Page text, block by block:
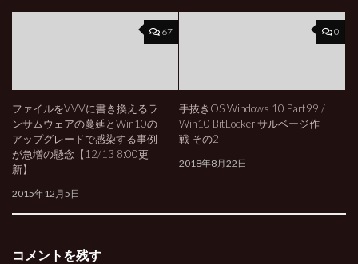
67
ファイルをVVVに書き換えるラ
ンサムウェアの蔓延とWin10の
アップグレードで感染する事例
が急増の懸念【12/13 8:00更
新】
2015年12月5日
0
手抜きOS Windows 10 Part99 /
Win10 BitLocker サルベージ作
戦 その2
2018年8月22日
コメントを残す